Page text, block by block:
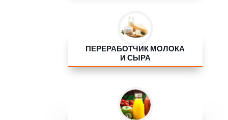
ПЕРЕРАБОТЧИК МОЛОКА
И СЫРА